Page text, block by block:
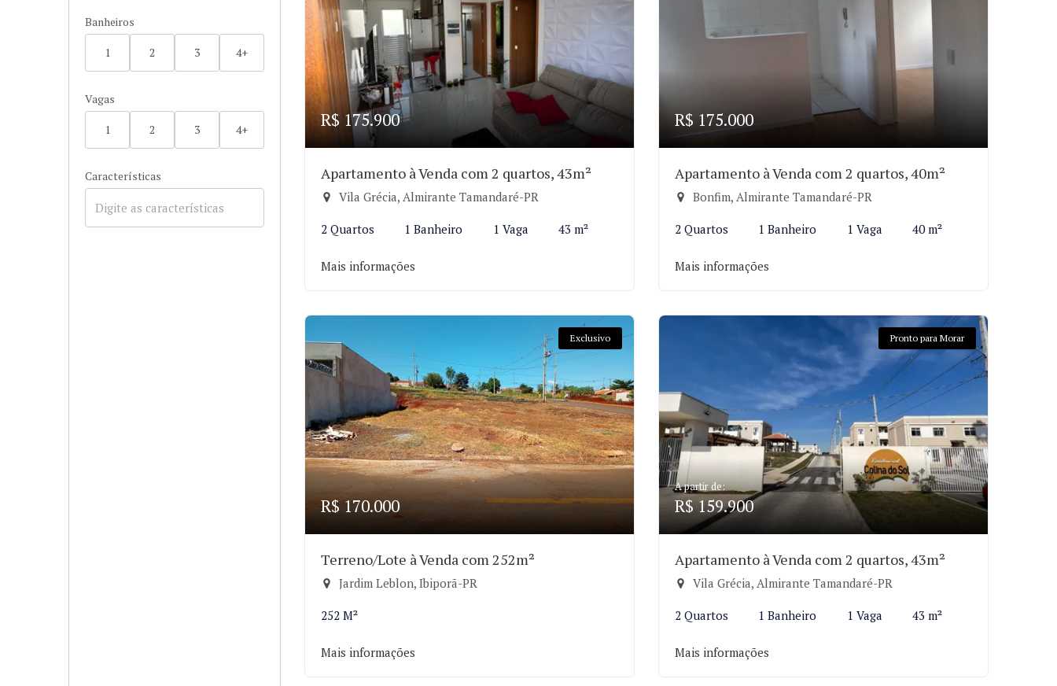
Banheiros
1 2 3 4+
Vagas
1 2 3 4+
Características
R$ 175.900
Apartamento à Venda com 2 quartos, 43m²
Vila Grécia, Almirante Tamandaré-PR
2 Quartos 1 Banheiro 1 Vaga 43 m²
Mais informações
R$ 175.000
Apartamento à Venda com 2 quartos, 40m²
Bonfim, Almirante Tamandaré-PR
2 Quartos 1 Banheiro 1 Vaga 40 m²
Mais informações
Exclusivo
R$ 170.000
Terreno/Lote à Venda com 252m²
Jardim Leblon, Ibiporã-PR
252 M²
Mais informações
Pronto para Morar
A partir de:
R$ 159.900
Apartamento à Venda com 2 quartos, 43m²
Vila Grécia, Almirante Tamandaré-PR
2 Quartos 1 Banheiro 1 Vaga 43 m²
Mais informações